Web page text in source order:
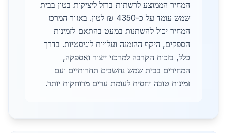
המחיר הממוצע לרשתות ברזל ליציקות בטון בבית
שמש עומד על כ-4350 ₪ לטון. באזור המרכז
המחיר יכול להשתנות במעט בהתאם לזמינות
הספקים, היקף ההזמנה ועלויות לוגיסטיות. בדרך
כלל, בזכות הקרבה למרכזי ייצור ואספקה,
המחירים בבית שמש נחשבים תחרותיים ועם
זמינות טובה יחסית לעומת ערים מרוחקות יותר.